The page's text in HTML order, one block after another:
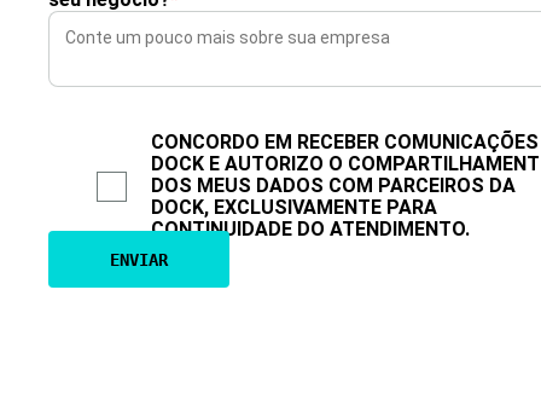
CONCORDO EM RECEBER
DOCK E AUTORIZO O
DOS MEUS DADOS COM PARCEIROS DA
DOCK, EXCLUSIVAMENTE PARA
CONTINUIDADE DO ATENDIMENTO.